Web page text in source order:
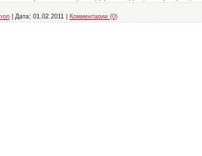
Дата: 01.02.2011 Комментарии (0)